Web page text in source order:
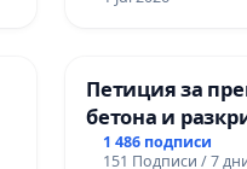
Петиция за
бетона и
античното
1 486 подписи
151 Подписи / 7